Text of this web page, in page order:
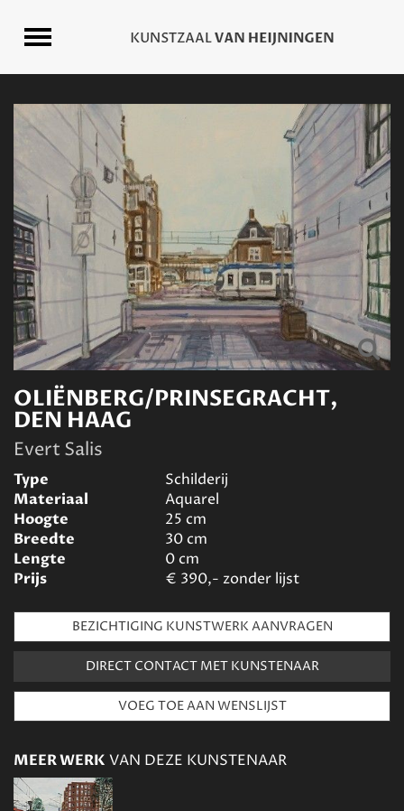
OLIËNBERG/PRINSEGRACHT,
DEN HAAG
Evert Salis
Type
Schilderij
Materiaal
Aquarel
Hoogte
25 cm
Breedte
30cm
Lengte
0cm
Prijs
€ 390,- zonder lijst
BEZICHTIGING KUNSTWERK AANVRAGEN
DIRECT CONTACT MET KUNSTENAAR
MEER WERK VAN DEZE KUNSTENAAR